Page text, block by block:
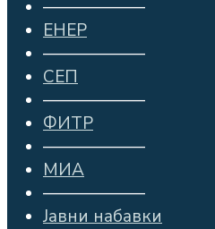
——————
ЕНЕР
——————
СЕП
——————
ФИТР
——————
МИА
——————
Јавни набавки